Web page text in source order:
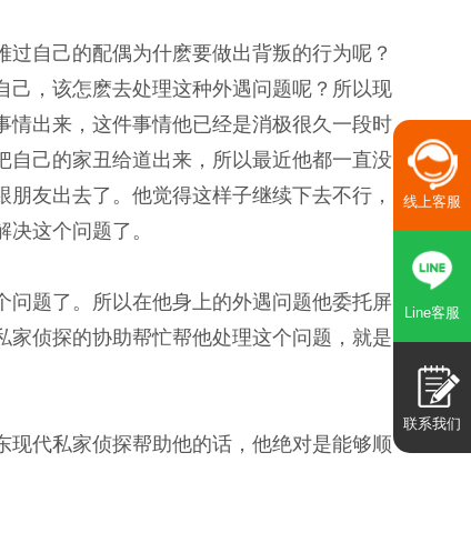
自己的配偶为什麽要做出背叛的行为呢？
，该怎麽去处理这种外遇问题呢？所以现
出来，这件事情他已经是消极很久一段时
己的家丑给道出来，所以最近他都一直没
友出去了。他觉得这样子继续下去不行，
这个问题了。
题了。所以在他身上的外遇问题他委托屏
侦探的协助帮忙帮他处理这个问题，就是
代私家侦探帮助他的话，他绝对是能够顺
线上客服
Line客服
联系我们